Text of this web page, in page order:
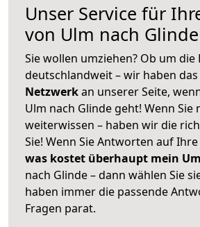
Unser Service für
von Ulm nach Glinde
Sie wollen umziehen? Ob um die
deutschlandweit – wir haben das
Netzwerkan unserer Seite,
Ulm nach Glinde geht! Wenn Sie
weiterwissen – haben wir die
Sie! Wenn Sie Antworten auf
was kostet überhaupt mein
nach Glinde – dann wählen Sie
haben immer die passende
Fragen parat.